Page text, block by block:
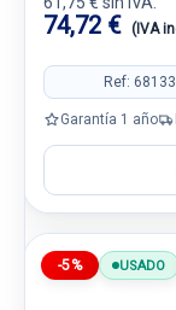
74,72 € (IVA
Ref:
Garantía 1 año
-5% USADO